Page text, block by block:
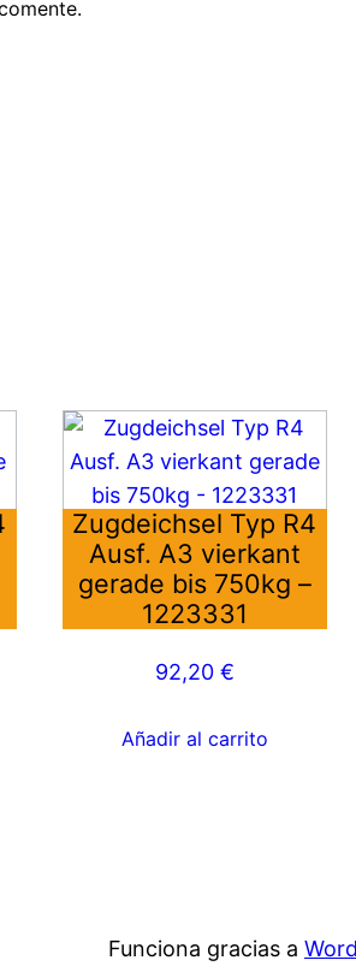
Zugdeichsel Typ R4
Ausf. A3 vierkant
gerade bis 750kg –
1223331
92,20 €
Añadir al carrito
Funciona gracias a